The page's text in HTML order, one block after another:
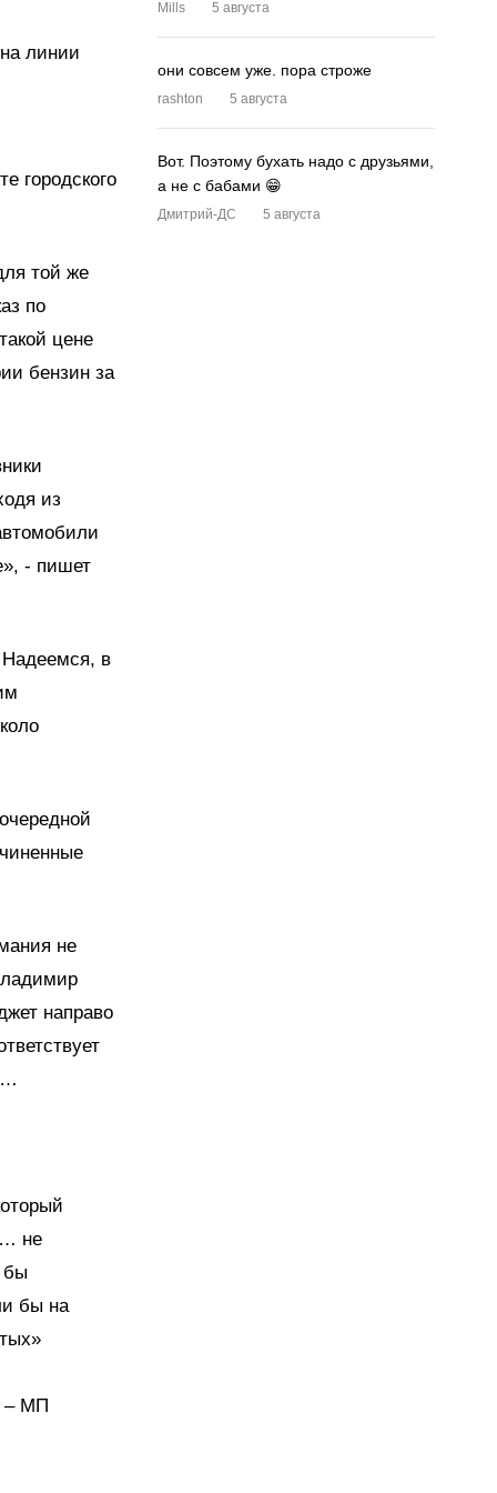
линии
городского
той же
по
цене
бензин за
из
- пишет
Надеемся, в
не
направо
не
бы
бы на
– МП
Mills 5 августа
они совсем уже. пора строже
rashton 5 августа
Вот. Поэтому бухать надо с друзьями,
а не с бабами 😁
Дмитрий-ДС 5 августа